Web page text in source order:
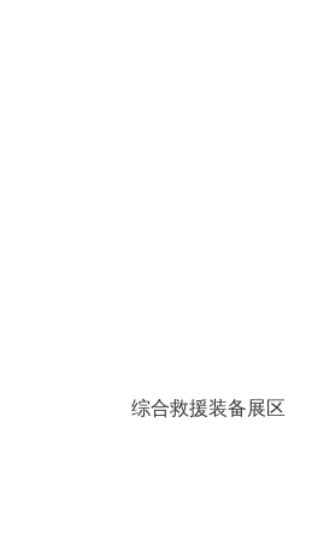
综合救援装备